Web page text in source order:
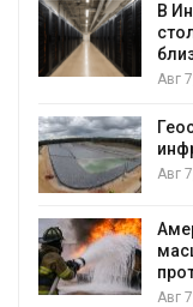
В
Авг
Авг
Авг